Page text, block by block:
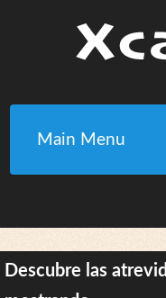
Main Menu
Descubre las